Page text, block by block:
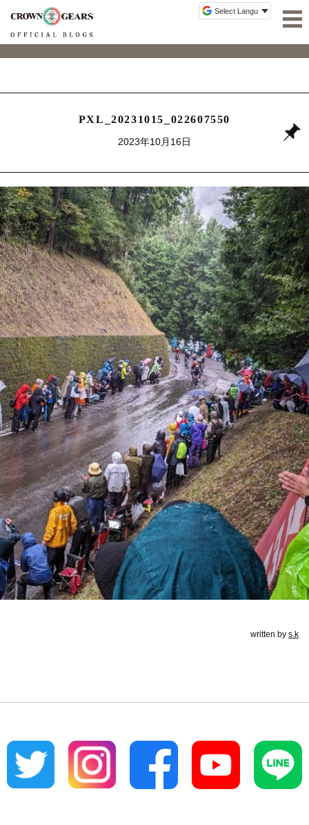
PXL_20231015_022607550
2023年10月16日
written by s.k